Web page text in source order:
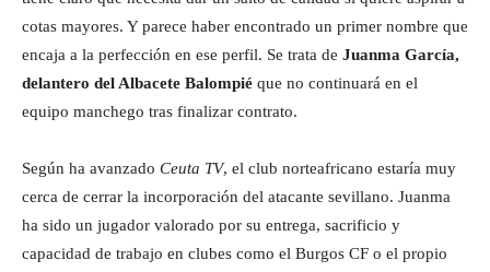
cotas mayores. Y parece haber encontrado un primer nombre que
encaja a la perfección en ese perfil. Se trata de Juanma García,
delantero del Albacete Balompié que no continuará en el
equipo manchego tras finalizar contrato.
Según ha avanzado Ceuta TV, el club norteafricano estaría muy
cerca de cerrar la incorporación del atacante sevillano. Juanma
ha sido un jugador valorado por su entrega, sacrificio y
capacidad de trabajo en clubes como el Burgos CF o el propio